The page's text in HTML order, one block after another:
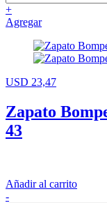
+
Agregar
USD 23,47
Zapato
43
Añadir al carrito
-